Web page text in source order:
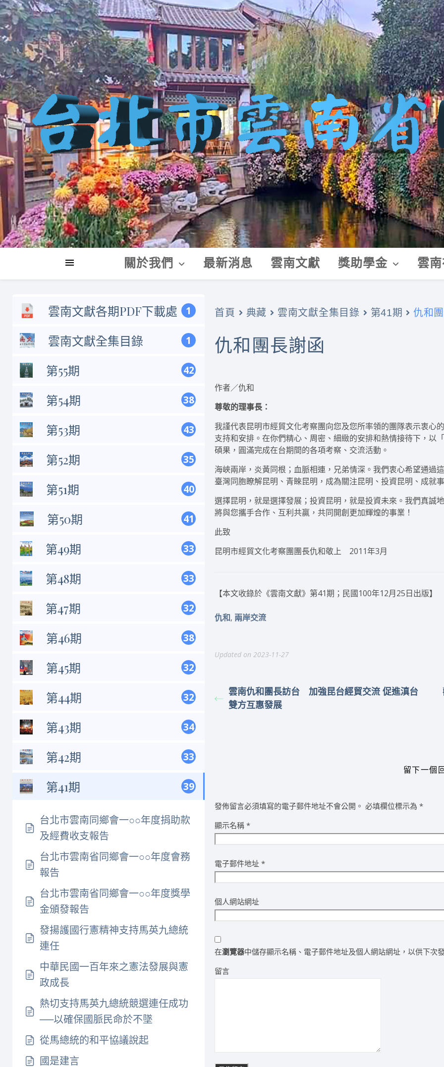
關於我們 最新消息 雲南文獻 獎助學金 雲
雲南文獻各期PDF下載處 1
雲南文獻全集目錄 1
第55期 42
第54期 38
第53期 43
第52期 35
第51期 40
第50期 41
第49期 33
第48期 33
第47期 32
第46期 38
第45期 32
第44期 32
第43期 34
第42期 33
第41期 39
台北市雲南同鄉會一○○年度捐助款
及經費收支報告
台北市雲南省同鄉會一○○年度會務
報告
台北市雲南省同鄉會一○○年度獎學
金頒發報告
發揚護國行憲精神支持馬英九總統
連任
中華民國一百年來之憲法發展與憲
政成長
熱切支持馬英九總統競選連任成功
──以確保國脈民命於不墜
從馬總統的和平協議說起
國是建言
首頁 典藏 雲南文獻全集目錄 第41期 仇和
仇和團長謝函
作者／仇和
尊敬的理事長：
我謹代表昆明市經貿文化考察團向您及您所率領的團隊表示衷心
支持和安排。在你們精心、周密、細緻的安排和熱情接待下，以
碩果，圓滿完成在台期間的各項考察、交流活動。
海峽兩岸，炎黃同根；血脈相連，兄弟情深。我們衷心希望通過
臺灣同胞瞭解昆明、青睞昆明，成為關注昆明、投資昆明、成就
選擇昆明，就是選擇發展；投資昆明，就是投資未來。我們真誠
將與您攜手合作、互利共贏，共同開創更加輝煌的事業！
此致
昆明市經貿文化考察團團長仇和敬上 2011年3月
【本文收錄於《雲南文獻》第41期；民國100年12月25日出版】
仇和, 兩岸交流
Updated on 2023-11-27
雲南仇和團長訪台 加強昆台經貿交流 促進滇台
雙方互惠發展
留下一個
發佈留言必須填寫的電子郵件地址不會公開。 必填欄位標示為*
顯示名稱*
電子郵件地址*
個人網站網址
在瀏覽器中儲存顯示名稱、電子郵件地址及個人網站網址，以供下次
留言